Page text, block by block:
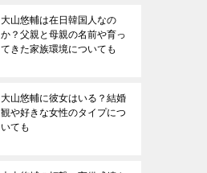
大山悠輔は在日韓国人なの
か？父親と母親の名前や育っ
てきた家族環境についても
大山悠輔に彼女はいる？結婚
観や好きな女性のタイプにつ
いても